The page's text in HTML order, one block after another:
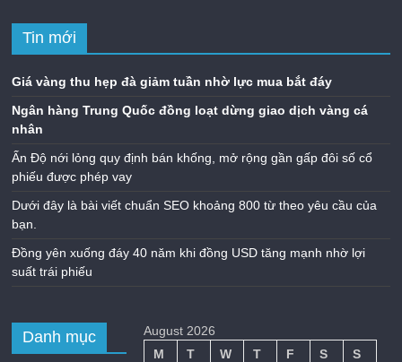
Tin mới
Giá vàng thu hẹp đà giảm tuần nhờ lực mua bắt đáy
Ngân hàng Trung Quốc đồng loạt dừng giao dịch vàng cá
nhân
Ấn Độ nới lỏng quy định bán khống, mở rộng gần gấp đôi số cổ
phiếu được phép vay
Dưới đây là bài viết chuẩn SEO khoảng 800 từ theo yêu cầu của
bạn.
Đồng yên xuống đáy 40 năm khi đồng USD tăng mạnh nhờ lợi
suất trái phiếu
Danh mục
August 2026
M
T W T F S
S